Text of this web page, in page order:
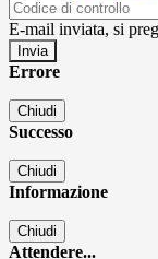
E-mail inviata, si
Errore
Chiudi
Successo
Chiudi
Informazione
Chiudi
Attendere...